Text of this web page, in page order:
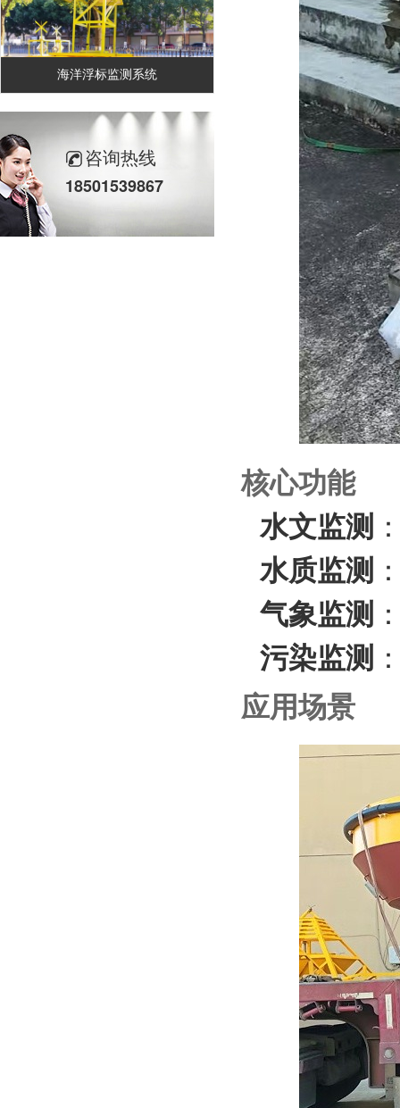
核心功能
水文监测
水质监测
气象监测
污染监测
应用场景
海洋浮标监测系统
咨询热线
18501539867